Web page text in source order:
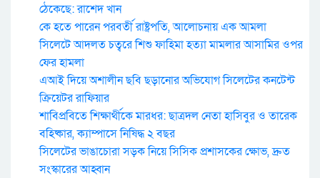
ঠেকেছে: রাশেদ খান
কে হতে পারেন পরবর্তী রাষ্ট্রপতি, আলোচনায় এক আমলা
সিলেটে আদলত চত্বরে শিশু ফাহিমা হত্যা মামলার আসামির ওপর
ফের হামলা
এআই দিয়ে অশালীন ছবি ছড়ানোর অভিযোগ সিলেটের কনটেন্ট
ক্রিয়েটর রাফিয়ার
শাবিপ্রবিতে শিক্ষার্থীকে মারধর: ছাত্রদল নেতা হাসিবুর ও তারেক
বহিষ্কার, ক্যাম্পাসে নিষিদ্ধ ২ বছর
সিলেটের ভাঙাচোরা সড়ক নিয়ে সিসিক প্রশাসকের ক্ষোভ, দ্রুত
সংস্কারের আহ্বান